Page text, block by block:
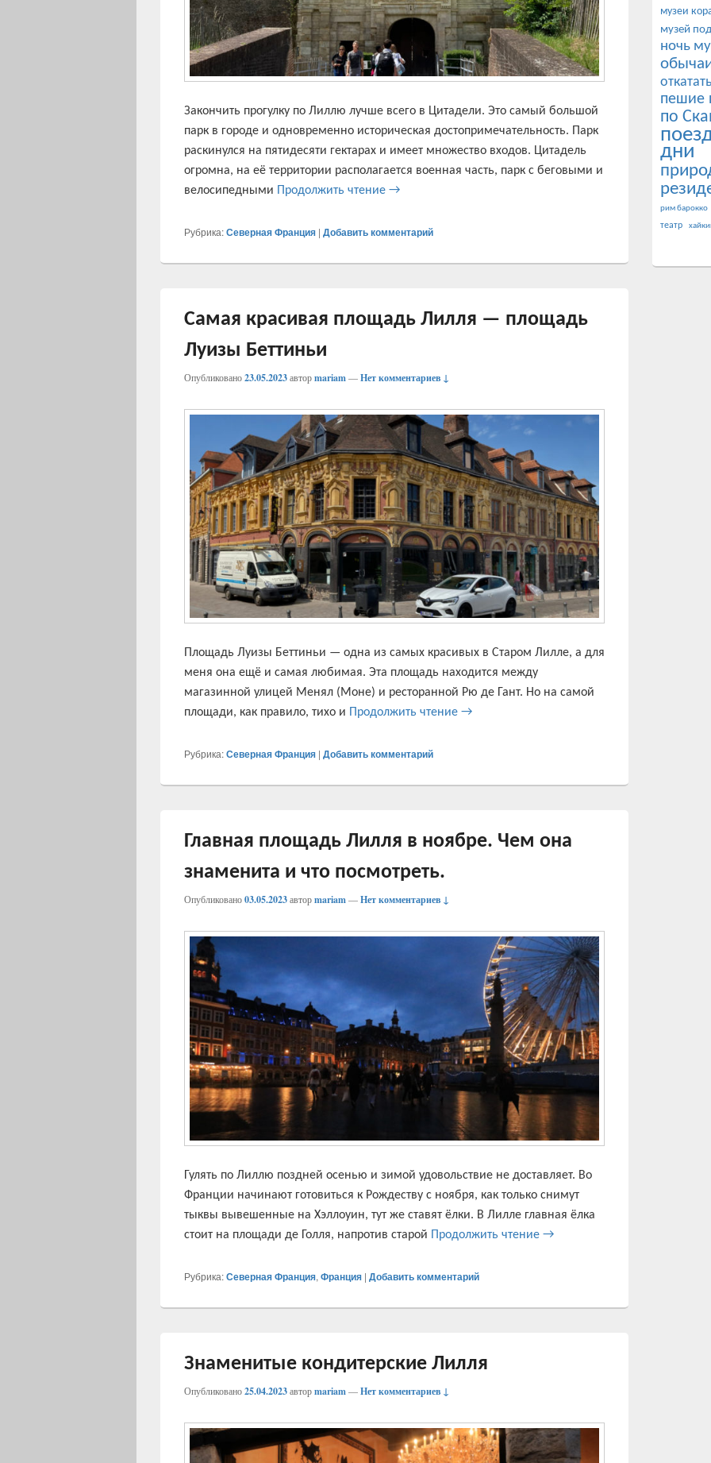
Закончить прогулку по Лиллю лучше всего в Цитадели. Это самый большой
парк в городе и одновременно историческая достопримечательность. Парк
раскинулся на пятидесяти гектарах и имеет множество входов. Цитадель
огромна, на её территории располагается военная часть, парк с беговыми и
велосипедными
Продолжить чтение Цитадель Лилля, история, что посмотреть и зачем
→
Рубрика:Северная Франция | Добавить комментарий
Самая красивая площадь Лилля — площадь
Луизы Беттиньи
Опубликовано23.05.2023авторmariam—Нет комментариев ↓
Площадь Луизы Беттиньи — одна из самых красивых в Старом Лилле, а для
меня она ещё и самая любимая. Эта площадь находится между
магазинной улицей Менял (Моне) и ресторанной Рю де Гант. Но на самой
площади, как правило, тихо и Продолжить чтение Самая красивая площадь Лилля — площадь
→
Рубрика:Северная Франция | Добавить комментарий
Главная площадь Лилля в ноябре. Чем она
знаменита и что посмотреть.
Опубликовано03.05.2023авторmariam—Нет комментариев ↓
Гулять по Лиллю поздней осенью и зимой удовольствие не доставляет. Во
Франции начинают готовиться к Рождеству с ноября, как только снимут
тыквы вывешенные на Хэллоуин, тут же ставят ёлки. В Лилле главная ёлка
стоит на площади де Голля, напротив старой
Продолжить чтение Главная площадь Лилля в
→
Рубрика:Северная Франция, Франция | Добавить комментарий
Знаменитые кондитерские Лилля
Опубликовано25.04.2023авторmariam—Нет комментариев ↓
музеи
музей
ночь
пешие
по
дни
рим барокко
театр